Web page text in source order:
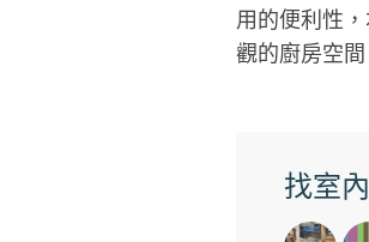
用的便利性
觀的廚房空間
找室